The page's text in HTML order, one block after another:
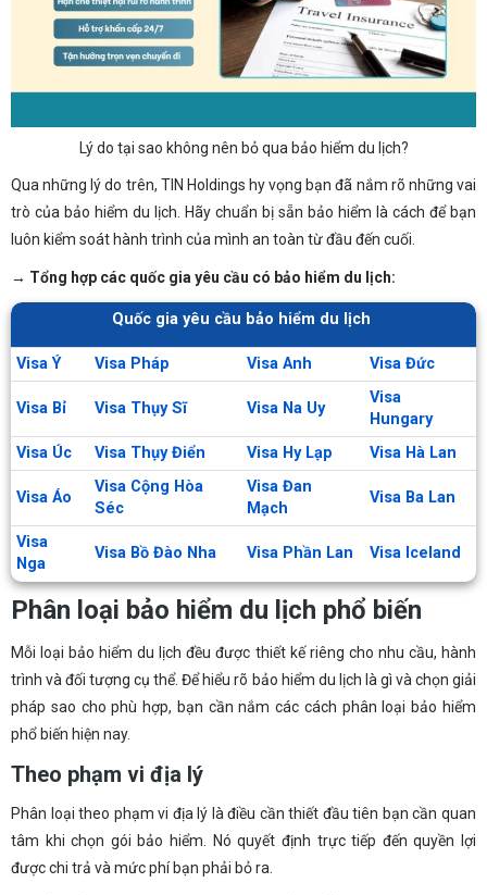
Lý do tại sao không nên bỏ qua bảo hiểm du lịch?
Qua những lý do trên, TIN Holdings hy vọng bạn đã nắm rõ những vai
trò của bảo hiểm du lịch. Hãy chuẩn bị sẵn bảo hiểm là cách để bạn
luôn kiểm soát hành trình của mình an toàn từ đầu đến cuối.
→ Tổng hợp các quốc gia yêu cầu có bảo hiểm du lịch:
Quốc gia yêu cầu bảo hiểm du lịch
Visa Ý Visa Pháp Visa Anh Visa Đức
Visa Bỉ Visa Thụy Sĩ Visa Na Uy
Visa
Hungary
Visa Úc
Visa Thụy Điển Visa Hy Lạp Visa Hà Lan
Visa Áo
Visa Cộng Hòa
Séc
Visa Đan
Mạch
Visa Ba Lan
Visa
Nga
Visa Bồ Đào Nha Visa Phần Lan Visa Iceland
Phân loại bảo hiểm du lịch phổ biến
Mỗi loại bảo hiểm du lịch đều được thiết kế riêng cho nhu cầu, hành
trình và đối tượng cụ thể. Để hiểu rõ bảo hiểm du lịch là gì và chọn giải
pháp sao cho phù hợp, bạn cần nắm các cách phân loại bảo hiểm
phổ biến hiện nay.
Theo phạm vi địa lý
Phân loại theo phạm vi địa lý là điều cần thiết đầu tiên bạn cần quan
tâm khi chọn gói bảo hiểm. Nó quyết định trực tiếp đến quyền lợi
được chi trả và mức phí bạn phải bỏ ra.